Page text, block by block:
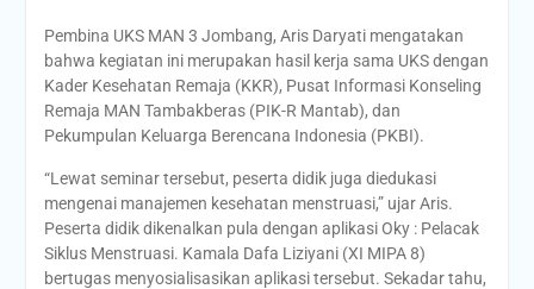
Pembina UKS MAN 3 Jombang, Aris Daryati mengatakan
bahwa kegiatan ini merupakan hasil kerja sama UKS dengan
Kader Kesehatan Remaja (KKR), Pusat Informasi Konseling
Remaja MAN Tambakberas (PIK-R Mantab), dan
Pekumpulan Keluarga Berencana Indonesia (PKBI).
“Lewat seminar tersebut, peserta didik juga diedukasi
mengenai manajemen kesehatan menstruasi,” ujar Aris.
Peserta didik dikenalkan pula dengan aplikasi Oky : Pelacak
Siklus Menstruasi. Kamala Dafa Liziyani (XI MIPA 8)
bertugas menyosialisasikan aplikasi tersebut. Sekadar tahu,